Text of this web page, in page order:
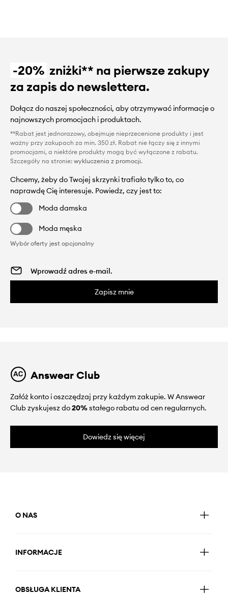
-20% zniżki** na pierwsze zakupy
za zapis do newslettera.
Dołącz do naszej społeczności, aby otrzymywać informacje o
najnowszych promocjach i produktach.
**Rabat jest jednorazowy, obejmuje nieprzecenione produkty i jest
ważny przy zakupach za min. 350 zł. Rabat nie łączy się z innymi
promocjami, a niektóre produkty mogą być wyłączone z rabatu.
Szczegóły na stronie: wykluczenia z promocji.
Chcemy, żeby do Twojej skrzynki trafiało tylko to, co
naprawdę Cię interesuje. Powiedz, czy jest to:
Moda damska
Moda męska
Wybór oferty jest opcjonalny
Zapisz mnie
Answear Club
Załóż konto i oszczędzaj przy każdym zakupie. W Answear
Club zyskujesz do20%stałego rabatu od cen regularnych.
Dowiedz się więcej
O NAS
INFORMACJE
OBSŁUGA KLIENTA